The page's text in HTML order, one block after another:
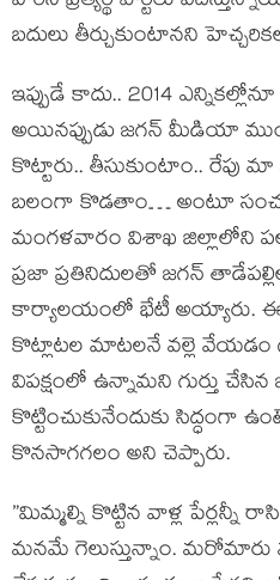
బదులు తీర్చుకుంటానని
ఇప్పుడే కాదు.. 2014
అయినప్పుడు జగన్ మీడియా
కొట్టారు.. తీసుకుంటాం.. రేపు
బలంగా కొడతాం… అంటూ
మంగళవారం విశాఖ జిల్లాలోని
ప్రజా ప్రతినిదులతో జగన్
కార్యాలయంలో భేటీ అయ్యారు.
కొట్లాటల మాటలనే వల్లె వేయడం
విపక్షంలో ఉన్నామని గుర్తు
కొట్టించుకునేందుకు సిద్ధంగా
కొనసాగగలం అని చెప్పారు.
”మిమ్మల్ని కొట్టిన వాళ్ల పేర్లన్నీ
మనమే గెలుస్తున్నాం. మరోమారు